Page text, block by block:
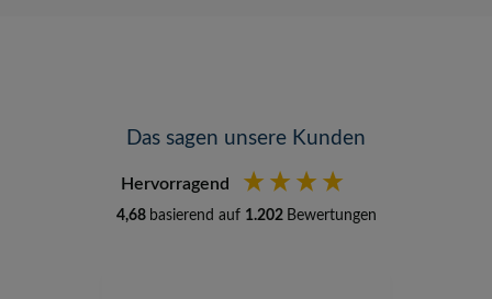
Das sagen unsere Kunden
Hervorragend
4,68 basierend auf 1.202 Bewertungen